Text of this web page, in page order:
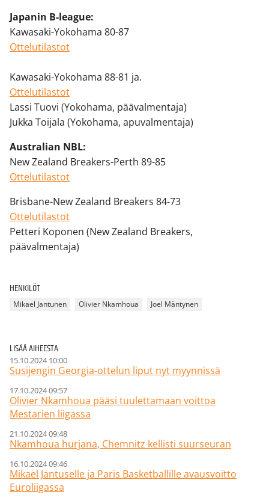
Japanin B-league:
Kawasaki-Yokohama 80-87
Ottelutilastot
Kawasaki-Yokohama 88-81 ja.
Ottelutilastot
Lassi Tuovi (Yokohama, päävalmentaja)
Jukka Toijala (Yokohama, apuvalmentaja)
Australian NBL:
New Zealand Breakers-Perth 89-85
Ottelutilastot
Brisbane-New Zealand Breakers 84-73
Ottelutilastot
Petteri Koponen (New Zealand Breakers,
päävalmentaja)
HENKILÖT
Mikael Jantunen Olivier Nkamhoua Joel Mäntynen
LISÄÄ AIHEESTA
15.10.2024 10:00
Susijengin Georgia-ottelun liput nyt myynnissä
17.10.2024 09:57
Olivier Nkamhoua pääsi tuulettamaan voittoa
Mestarien liigassa
21.10.2024 09:48
Nkamhoua hurjana, Chemnitz kellisti suurseuran
16.10.2024 09:46
Mikael Jantuselle ja Paris Basketballille avausvoitto
Euroliigassa